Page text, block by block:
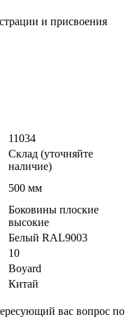
и присвоения
11034
Склад (уточняйте
наличие)
500 мм
Боковины плоские
высокие
Белый RAL9003
10
Boyard
Китай
вас вопрос по